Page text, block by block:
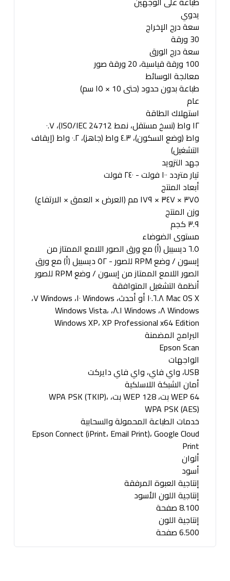
يدوي
سعة درج الإخراج
30 ورقة
سعة درج الورق
100 ورقة قياسية، 20 ورقة صور
معالجة الوسائط
طباعة بدون حدود (حتى 10 × ١٥ سم)
عام
استهلاك الطاقة
١٢ واط (نسخ مستقل، نمط ISO/IEC 24712)، ٠.٧
واط (وضع السكون)، ٤.٣ واط (جاهز)، ٠.٢ واط (إيقاف
التشغيل)
جهد التزويد
تيار متردد ١٠٠ فولت - ٢٤٠ فولت
أبعاد المنتج
٣٧٥ × ٣٤٧ × ١٧٩ مم (العرض × العمق × الارتفاع)
وزن المنتج
٣.٩ كجم
مستوى الضوضاء
٦.٥ ديسيبل (أ) مع ورق الصور اللامع الممتاز من
إبسون / وضع RPM للصور - ٥٢ ديسيبل (أ) مع ورق
الصور اللامع الممتاز من إبسون / وضع RPM للصور
أنظمة التشغيل المتوافقة
Mac OS X ١٠.٦.٨ أو أحدث، Windows ١٠، Windows ٧،
Windows ٨، Windows ٨.١، Windows Vista،
Windows XP، XP Professional x64 Edition
البرامج المضمنة
Epson Scan
الواجهات
USB، واي فاي، واي فاي دايركت
أمان الشبكة اللاسلكية
WEP 64 بت، WEP 128 بت، WPA PSK (TKIP)،
WPA PSK (AES)
خدمات الطباعة المحمولة والسحابية
Epson Connect (iPrint، Email Print)، Google Cloud
Print
ألوان
أسود
إنتاجية العبوة المرفقة
إنتاجية اللون الأسود
8.100 صفحة
إنتاجية اللون
6.500 صفحة